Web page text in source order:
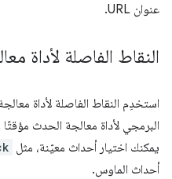
عنوان URL.
النقاط الفاصلة لأداة
استخدِم النقاط الفاصلة لأداة
البرمجي لأداة معالجة الحدث
يمكنك اختيار أحداث معيّنة، مثل
أحداث الماوس.